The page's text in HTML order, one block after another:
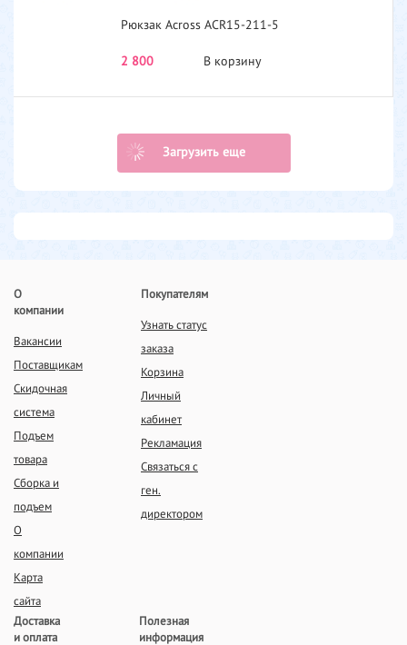
Рюкзак Across ACR15-211-5
2 800 В корзину
Загрузить еще
О
компании
Вакансии
Поставщикам
Скидочная
система
Подъем
товара
Сборка и
подъем
О
компании
Карта
сайта
Покупателям
Узнать статус
заказа
Корзина
Личный
кабинет
Рекламация
Связаться с
ген.
директором
Доставка
и оплата
Полезная
информация